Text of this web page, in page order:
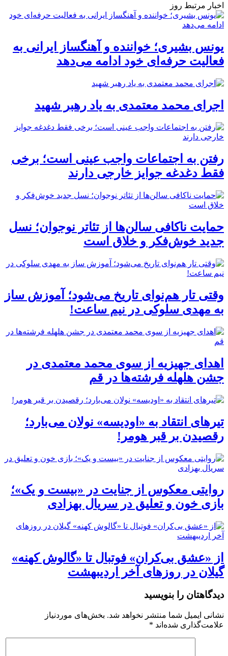
اخبار مرتبط روز
یونس بشیری؛ خواننده و آهنگساز ایرانی به
فعالیت حرفه‌ای خود ادامه می‌دهد
اجرای محمد معتمدی به یاد رهبر شهید
رفتن به اجتماعات واجب عینی است؛ برخی
فقط دغدغه جوایز خارجی دارند
حمایت ناکافی سالن‌ها از تئاتر نوجوان؛ نسل
جدید خوش‌فکر و خلاق است
وقتی تار هم‌نوای تاریخ می‌شود؛ آموزش ساز
به مهدی سلوکی در نیم ساعت!
اهدای جهیزیه از سوی محمد معتمدی در
جشن هلهله فرشته‌ها در قم
تیرهای انتقاد به «اودیسه» نولان می‌بارد؛
رقصیدن بر قبر هومر!
روایتی معکوس از جنایت در «بیست و یک»؛
بازی خون و تعلیق در سریال بهزادی
از «عشق بی‌کران» فوتبال تا «گالوش کهنه»
گیلان در روزهای آخر اردیبهشت
دیدگاهتان را بنویسید
نشانی ایمیل شما منتشر نخواهد شد. بخش‌های موردنیاز
علامت‌گذاری شده‌اند *